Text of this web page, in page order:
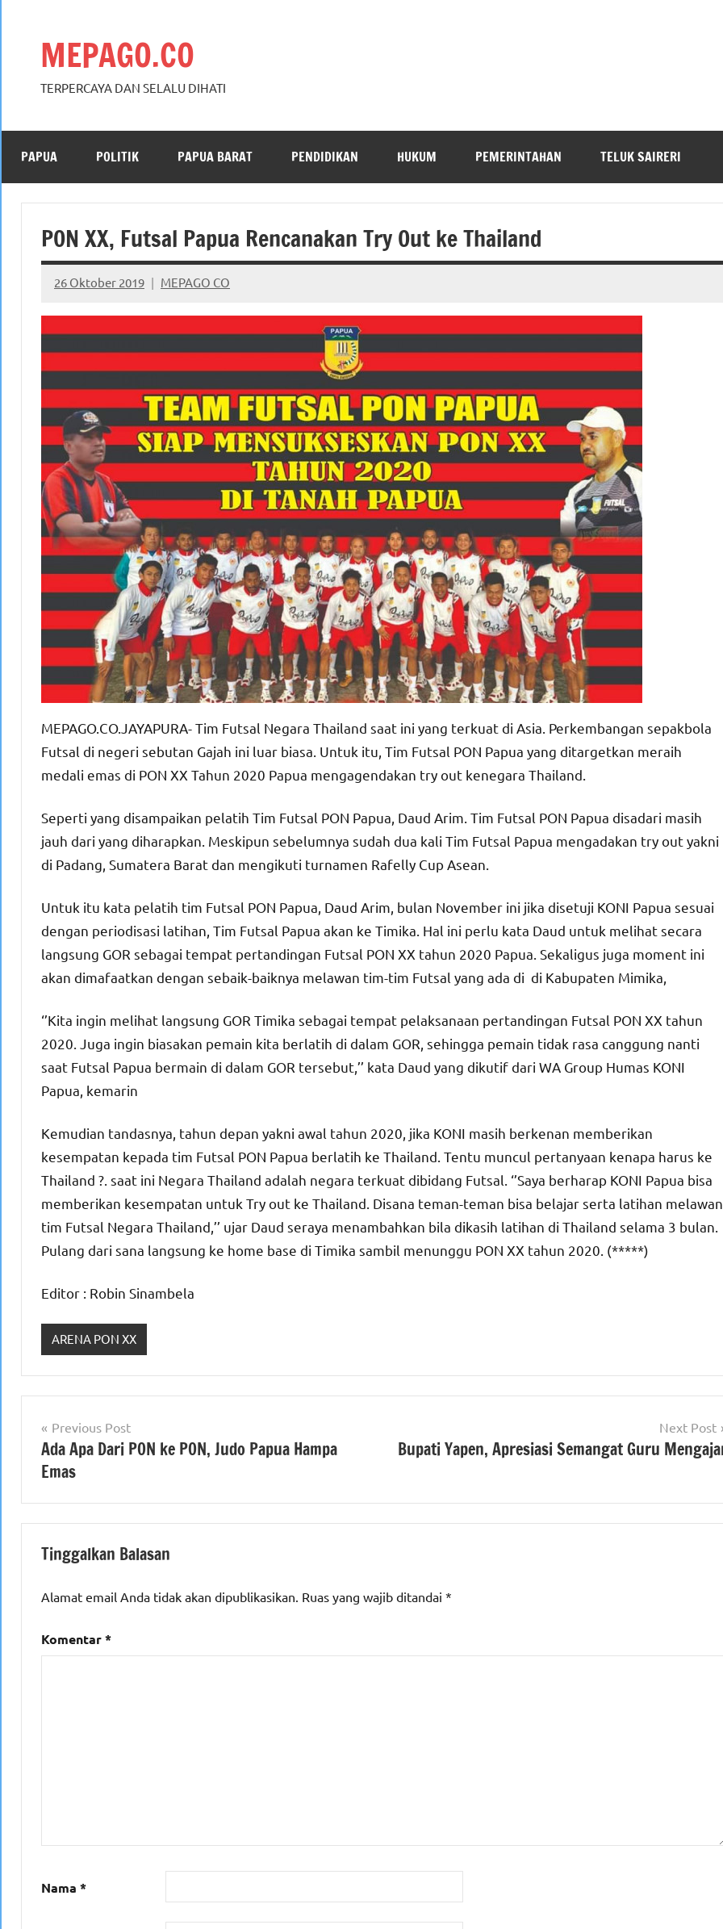
MEPAGO.CO
TERPERCAYA DAN SELALU DIHATI
PAPUA POLITIK PAPUA BARAT PENDIDIKAN HUKUM PEMERINTAHAN TELUK SAIRERI
PON XX, Futsal Papua Rencanakan Try Out ke Thailand
26 Oktober 2019 MEPAGO CO
No
comments
MEPAGO.CO.JAYAPURA- Tim Futsal Negara Thailand saat ini yang terkuat di Asia. Perkembangan sepakbola
Futsal di negeri sebutan Gajah ini luar biasa. Untuk itu, Tim Futsal PON Papua yang ditargetkan meraih
medali emas di PON XX Tahun 2020 Papua mengagendakan try out kenegara Thailand.
Seperti yang disampaikan pelatih Tim Futsal PON Papua, Daud Arim. Tim Futsal PON Papua disadari masih
jauh dari yang diharapkan. Meskipun sebelumnya sudah dua kali Tim Futsal Papua mengadakan try out yakni
di Padang, Sumatera Barat dan mengikuti turnamen Rafelly Cup Asean.
Untuk itu kata pelatih tim Futsal PON Papua, Daud Arim, bulan November ini jika disetuji KONI Papua sesuai
dengan periodisasi latihan, Tim Futsal Papua akan ke Timika. Hal ini perlu kata Daud untuk melihat secara
langsung GOR sebagai tempat pertandingan Futsal PON XX tahun 2020 Papua. Sekaligus juga moment ini
akan dimafaatkan dengan sebaik-baiknya melawan tim-tim Futsal yang ada di di Kabupaten Mimika,
‘’Kita ingin melihat langsung GOR Timika sebagai tempat pelaksanaan pertandingan Futsal PON XX tahun
2020. Juga ingin biasakan pemain kita berlatih di dalam GOR, sehingga pemain tidak rasa canggung nanti
saat Futsal Papua bermain di dalam GOR tersebut,’’ kata Daud yang dikutif dari WA Group Humas KONI
Papua, kemarin
Kemudian tandasnya, tahun depan yakni awal tahun 2020, jika KONI masih berkenan memberikan
kesempatan kepada tim Futsal PON Papua berlatih ke Thailand. Tentu muncul pertanyaan kenapa harus ke
Thailand ?. saat ini Negara Thailand adalah negara terkuat dibidang Futsal. ‘’Saya berharap KONI Papua bisa
memberikan kesempatan untuk Try out ke Thailand. Disana teman-teman bisa belajar serta latihan melawan
tim Futsal Negara Thailand,’’ ujar Daud seraya menambahkan bila dikasih latihan di Thailand selama 3 bulan.
Pulang dari sana langsung ke home base di Timika sambil menunggu PON XX tahun 2020. (*****)
Editor : Robin Sinambela
ARENA PON XX
Navigasi
pos
Previous Post
Ada Apa Dari PON ke PON, Judo Papua Hampa
Emas
Next Post
Bupati Yapen, Apresiasi Semangat Guru
Tinggalkan Balasan
Alamat email Anda tidak akan dipublikasikan. Ruas yang wajib ditandai *
Komentar*
Nama *